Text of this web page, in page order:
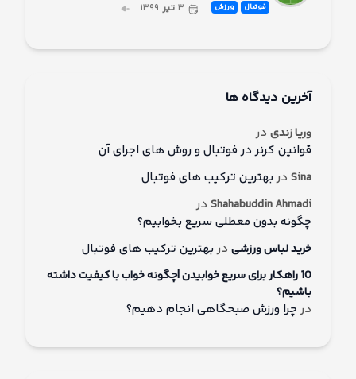
فوتبال ورزش ۳ تیر ۱۳۹۹
آخرین دیدگاه ها
وریا زندی در
قوانین کرنر در فوتبال و روش های اجرای آن
Sina دربهترین ترکیب های فوتبال
Shahabuddin Ahmadi در
چگونه بدون معطلی سریع بخوابیم؟
خرید لباس ورزشی دربهترین ترکیب های فوتبال
10 راهکار برای سریع خوابیدن |چگونه خواب با کیفیت داشته
باشیم؟
درچرا ورزش صبحگاهی انجام دهیم؟